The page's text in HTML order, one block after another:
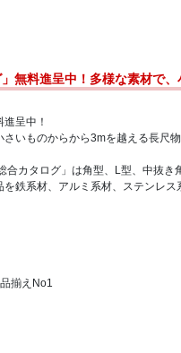
」無料進呈中！多様な素材で
呈中！
いものからから3mを越える長尺
合カタログ」は角型、L型、中抜き
鉄系材、アルミ系材、ステンレ
揃えNo1